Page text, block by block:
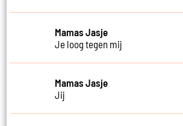
Mamas Jasje
Je loog tegen mij
Mamas Jasje
Jij